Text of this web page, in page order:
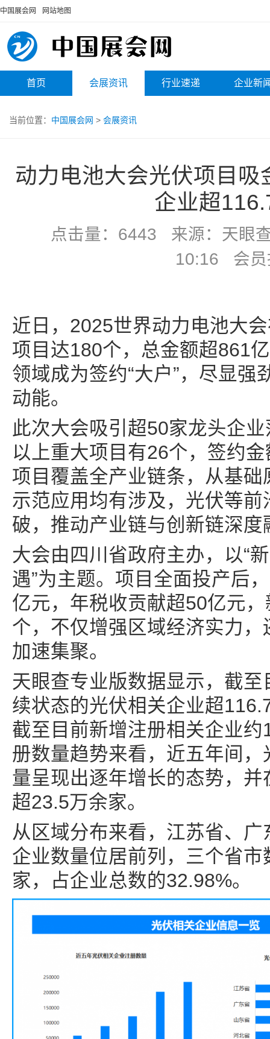
中国展会网 网站地图
首页 会展资讯 行业速递 企业新
当前位置： 中国展会网 > 会展资讯
动力电池大会光伏项目
企业超
点击量：6443 来源：天眼
10:16 会员
近日，2025世界动力电池大
项目达180个，总金额超861
领域成为签约“大户”，尽显强
动能。
此次大会吸引超50家龙头企
以上重大项目有26个，签约
项目覆盖全产业链条，从基
示范应用均有涉及，光伏等
破，推动产业链与创新链深度
大会由四川省政府主办，以“
遇”为主题。项目全面投产后
亿元，年税收贡献超50亿元
个，不仅增强区域经济实力
加速集聚。
天眼查专业版数据显示，截
续状态的光伏相关企业超
截至目前新增注册相关企业
册数量趋势来看，近五年间
量呈现出逐年增长的态势，
超23.5万余家。
从区域分布来看，江苏省、
企业数量位居前列，三个省
家，占企业总数的32.98%。